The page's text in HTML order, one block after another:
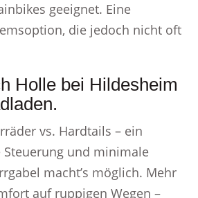
geeignet. Eine
die jedoch nicht oft
Holle bei Hildesheim
vs. Hardtails – ein
Steuerung und minimale
macht’s möglich. Mehr
auf ruppigen Wegen –